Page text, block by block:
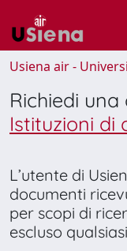
Usiena air -
Richiedi
Istituzioni di
L’utente di
documenti
per scopi di
escluso